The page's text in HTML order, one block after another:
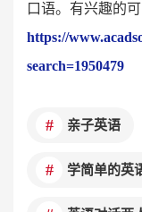
口语。有兴趣的
https://
search=1950479
亲子英语
学简单的英